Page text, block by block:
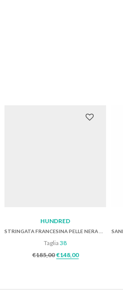
HUNDRED
Taglia 38
€185,00 Il prezzo originale
€148,00Il prezzo